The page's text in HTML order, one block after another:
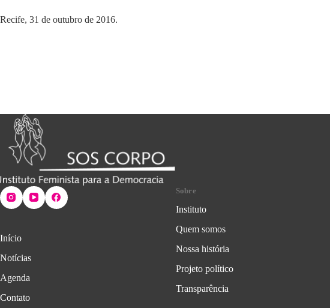
Recife, 31 de outubro de 2016.
Início
Notícias
Agenda
Contato
Sobre
Instituto
Quem somos
Nossa história
Projeto político
Transparência